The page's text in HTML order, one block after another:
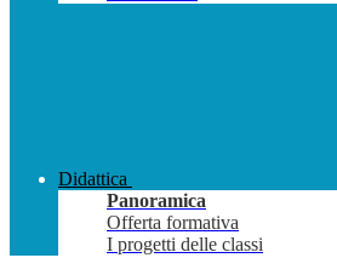
Didattica
Panoramica
Offerta formativa
I progetti delle classi